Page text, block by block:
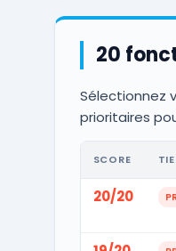
20
Sélectionnez
prioritaires
SCORE
20/20